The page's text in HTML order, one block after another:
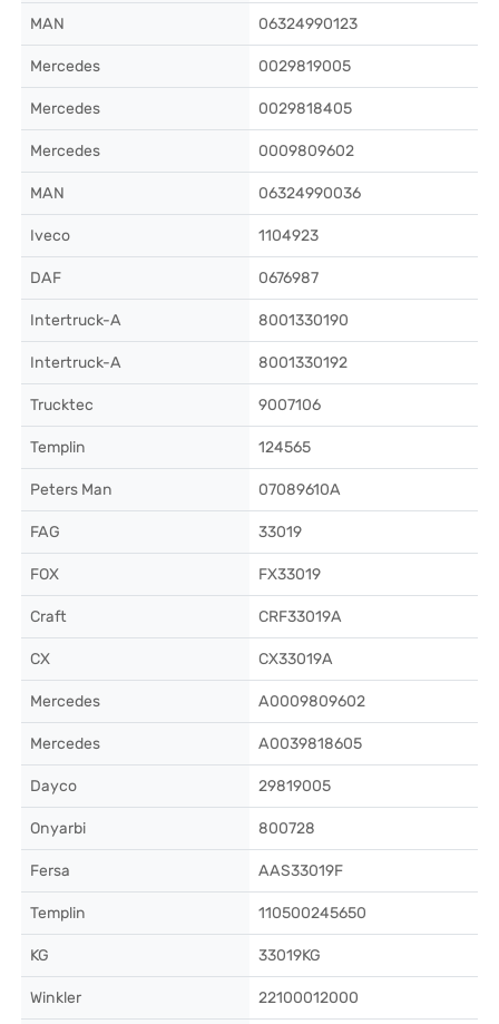
MAN 06324990123
Mercedes 0029819005
Mercedes 0029818405
Mercedes 0009809602
MAN 06324990036
Iveco 1104923
DAF 0676987
Intertruck-A 8001330190
Intertruck-A 8001330192
Trucktec 9007106
Templin 124565
Peters Man 07089610A
FAG 33019
FOX FX33019
Craft CRF33019A
CX CX33019A
Mercedes A0009809602
Mercedes A0039818605
Dayco 29819005
Onyarbi 800728
Fersa AAS33019F
Templin 110500245650
KG 33019KG
Winkler 22100012000